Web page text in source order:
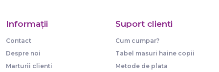
Informaţii
Contact
Despre noi
Marturii clienti
Suport clienti
Cum cumpar?
Tabel masuri haine copii
Metode de plata